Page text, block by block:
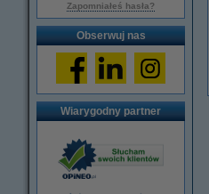
Zapomniałeś hasła?
Obserwuj nas
Wiarygodny partner